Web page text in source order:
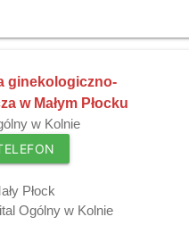
ginekologiczno-
w Małym Płocku
w Kolnie
Płock
Ogólny w Kolnie